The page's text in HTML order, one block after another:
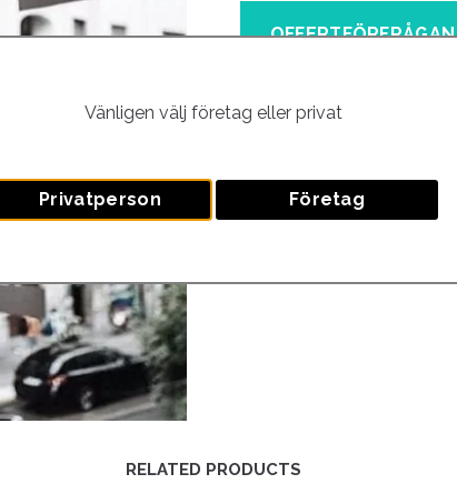
OFFERTFÖRFRÅGAN
RELATED PRODUCTS
Vänligen välj företag eller privat
Privatperson Företag